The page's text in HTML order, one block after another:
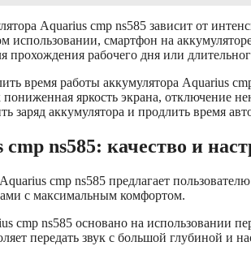
Aquarius cmp ns585 зависит от
использовании, смартфон на
прохождения рабочего дня или
время работы аккумулятора Aquarius
пониженная яркость экрана,
заряд аккумулятора и продлить время
ns585: качество и
cmp ns585 предлагает
с максимальным комфортом.
cmp ns585 основано на использовании
передать звук с большой глубиной и